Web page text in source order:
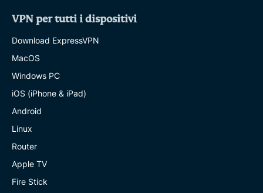
VPN per tutti i dispositivi
Download ExpressVPN
MacOS
Windows PC
iOS (iPhone & iPad)
Android
Linux
Router
Apple TV
Fire Stick